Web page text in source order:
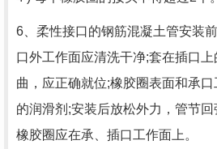
6、柔性接口的钢筋混凝土管安装
口外工作面应清洗干净;套在插口
曲，应正确就位;橡胶圈表面和承
的润滑剂;安装后放松外力，管节回
橡胶圈应在承、插口工作面上。